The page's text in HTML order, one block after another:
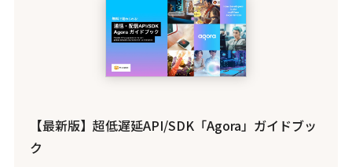
【最新版】超低遅延API/SDK「Agora」ガイドブッ
ク